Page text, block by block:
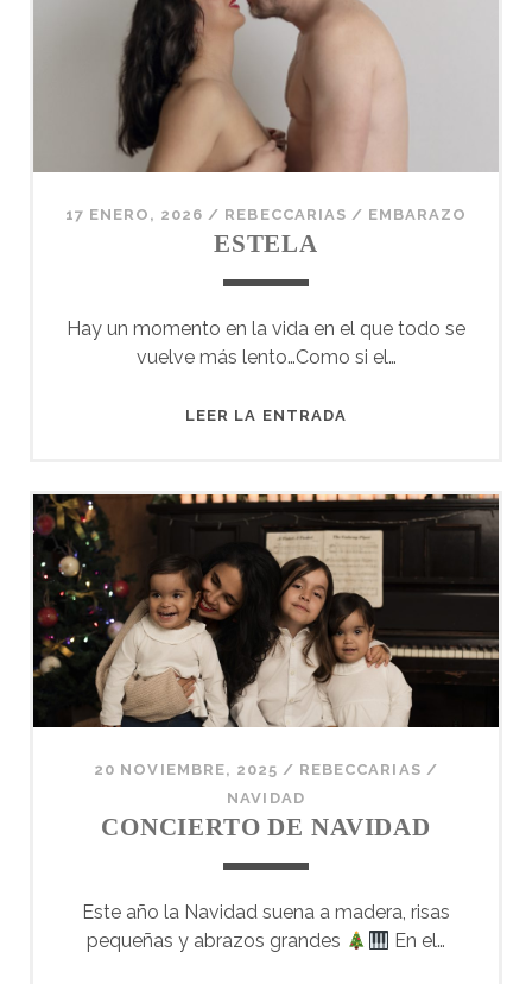
17 ENERO, 2026 / REBECCARIAS / EMBARAZO
ESTELA
Hay un momento en la vida en el que todo se
vuelve más lento…Como si el…
LEER LA ENTRADA
20 NOVIEMBRE, 2025 / REBECCARIAS /
NAVIDAD
CONCIERTO DE NAVIDAD
Este año la Navidad suena a madera, risas
pequeñas y abrazos grandes
En el…